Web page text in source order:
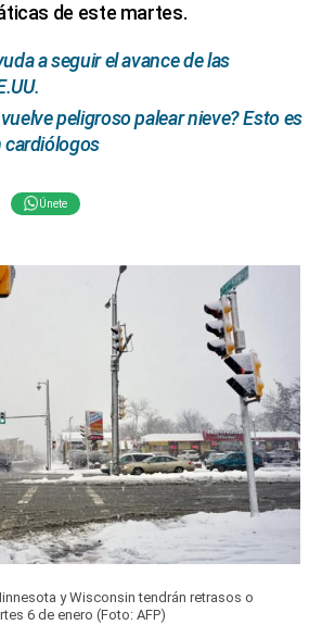
de este martes.
a seguir el avance de las
peligroso palear nieve? Esto es
cardiólogos
Únete
y Wisconsin tendrán retrasos o
6 de enero (Foto: AFP)